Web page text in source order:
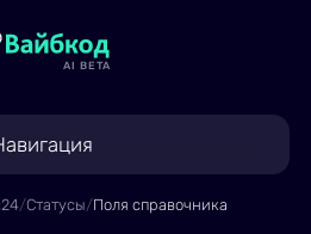
AI BETA
/Статусы/Поля справочника